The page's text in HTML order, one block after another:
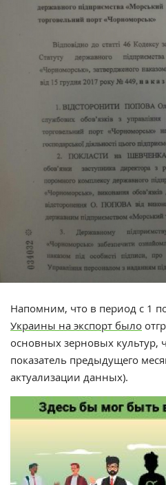
Напомним, что в период с 1
Украины на экспорт было
основных зерновых культур,
показатель предыдущего
актуализации данных).